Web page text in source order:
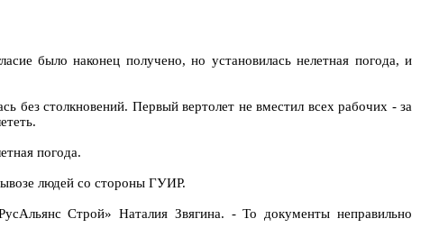
было наконец получено, но установилась нелетная погода, и
без столкновений. Первый вертолет не вместил всех рабочих - за
погода.
людей со стороны ГУИР.
Строй» Наталия Звягина. - То документы неправильно